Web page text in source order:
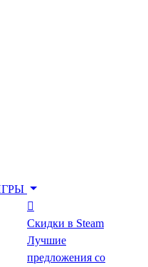
Скидки в Steam
Лучшие
предложения со
III